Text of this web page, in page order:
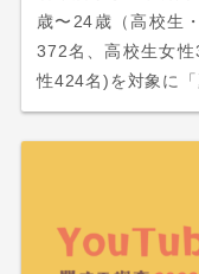
歳〜24歳（高校生
372名、高校生女
性424名)を対象に